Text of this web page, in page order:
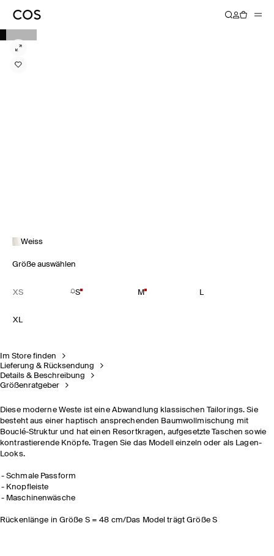
Weiss
Größe auswählen
XS S M L
XL
Im Store finden
Lieferung & Rücksendung
Details & Beschreibung
Größenratgeber
Diese moderne Weste ist eine Abwandlung klassischen Tailorings. Sie
besteht aus einer haptisch ansprechenden Baumwollmischung mit
Bouclé-Struktur und hat einen Resortkragen, aufgesetzte Taschen sowie
kontrastierende Knöpfe. Tragen Sie das Modell einzeln oder als Lagen-
Looks.
Schmale Passform
Knopfleiste
Maschinenwäsche
Rückenlänge in Größe S = 48 cm/Das Model trägt Größe S